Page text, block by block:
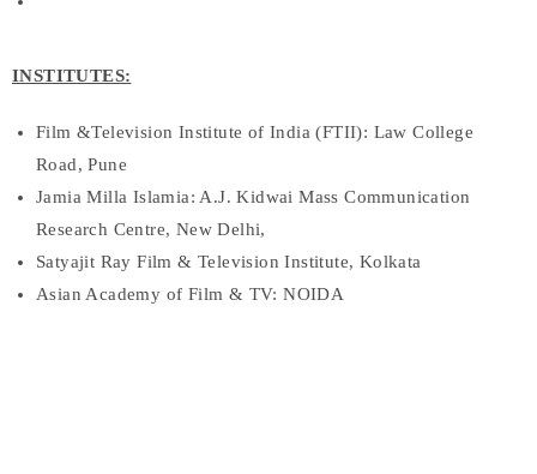
INSTITUTES:
Film &Television Institute of India (FTII): Law College
Road, Pune
Jamia Milla Islamia: A.J. Kidwai Mass Communication
Research Centre, New Delhi,
Satyajit Ray Film & Television Institute, Kolkata
Asian Academy of Film & TV: NOIDA